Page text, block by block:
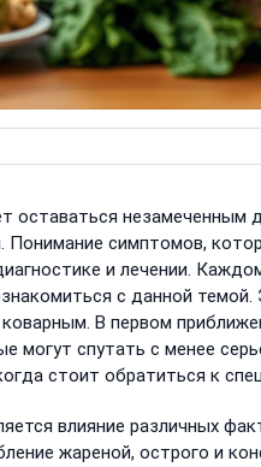
оставаться незамеченным
Понимание симптомов,
и лечении.
с данной темой.
В первом
могут спутать с менее
стоит обратиться к
влияние различных
жареной, острого и